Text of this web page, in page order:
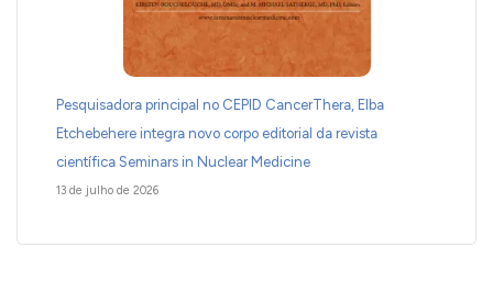
Pesquisadora principal no CEPID CancerThera, Elba
Etchebehere integra novo corpo editorial da revista
científica Seminars in Nuclear Medicine
13 de julho de 2026